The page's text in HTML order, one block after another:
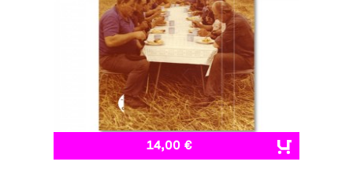
14,00 €